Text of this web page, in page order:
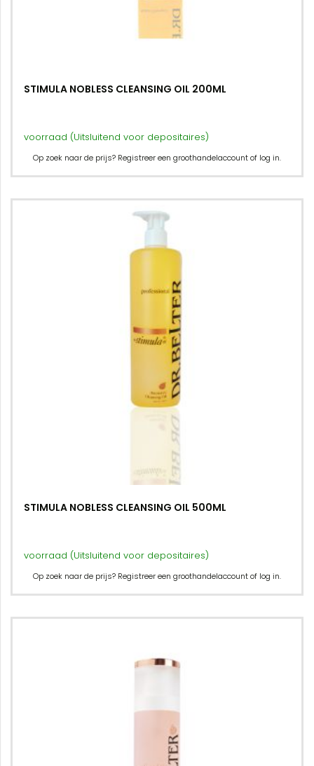
STIMULA NOBLESS CLEANSING OIL 200ML
voorraad (Uitsluitend voor depositaires)
Op zoek naar de prijs? Registreer een groothandelaccount of log in.
STIMULA NOBLESS CLEANSING OIL 500ML
voorraad (Uitsluitend voor depositaires)
Op zoek naar de prijs? Registreer een groothandelaccount of log in.